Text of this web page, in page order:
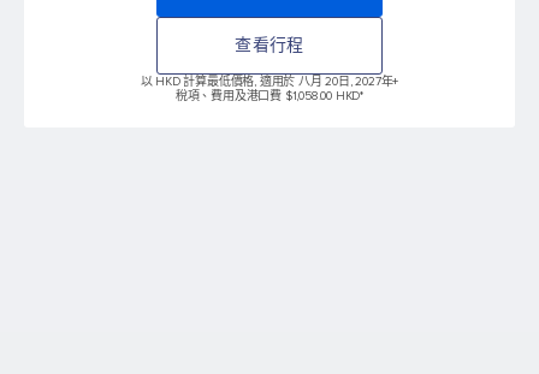
查看行程
以 HKD 計算最低價格, 適用於 八月 20日, 2027年+
稅項、費用及港口費 $1,058.00 HKD*